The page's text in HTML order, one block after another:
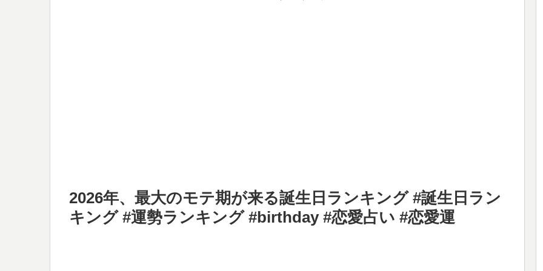
2026年、最大のモテ期が来る誕生日ランキング #誕生日ラン
キング #運勢ランキング #birthday #恋愛占い #恋愛運